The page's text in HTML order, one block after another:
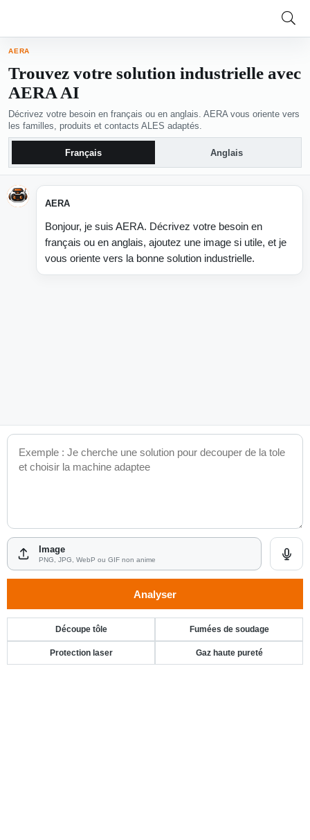
AERA
Trouvez votre solution industrielle avec
AERA AI
Décrivez votre besoin en français ou en anglais. AERA vous oriente vers
les familles, produits et contacts ALES adaptés.
Français Anglais
AERA
Bonjour, je suis AERA. Décrivez votre besoin en
français ou en anglais, ajoutez une image si utile, et je
vous oriente vers la bonne solution industrielle.
Décrivez
votre
votre
Image
PNG, JPG, WebP ou GIF non anime
Analyser
Découpe tôle Fumées de soudage
Protection laser Gaz haute pureté